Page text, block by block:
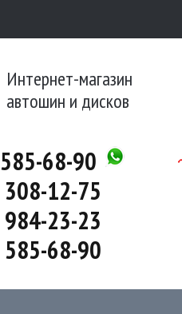
Интернет-магазин
автошин и дисков
585-68-90
308-12-75
984-23-23
585-68-90